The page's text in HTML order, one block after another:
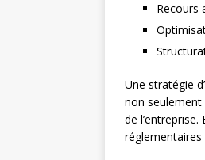
Recours
Une stratégie
non
de